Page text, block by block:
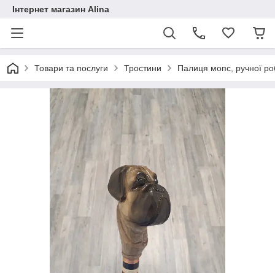
Інтернет магазин Alina
Товари та послуги Тростини Палиця мопс, ручної